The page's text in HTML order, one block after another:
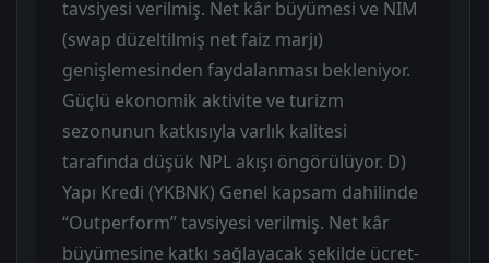
tavsiyesi verilmiş. Net kâr büyümesi ve NIM
(swap düzeltilmiş net faiz marjı)
genişlemesinden faydalanması bekleniyor.
Güçlü ekonomik aktivite ve turizm
sezonunun katkısıyla varlık kalitesi
tarafında düşük NPL akışı öngörülüyor. D)
Yapı Kredi (YKBNK) Genel kapsam dahilinde
“Outperform” tavsiyesi verilmiş. Net kâr
büyümesine katkı sağlayacak şekilde ücret-